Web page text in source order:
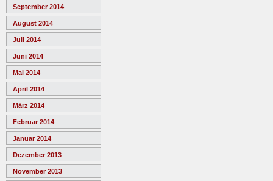
September 2014
August 2014
Juli 2014
Juni 2014
Mai 2014
April 2014
März 2014
Februar 2014
Januar 2014
Dezember 2013
November 2013